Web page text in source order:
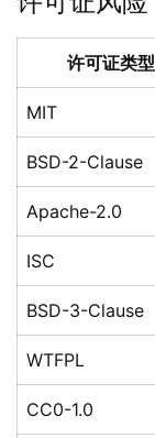
许可证类型
MIT
BSD-2-Clause
Apache-2.0
ISC
BSD-3-Clause
WTFPL
CC0-1.0